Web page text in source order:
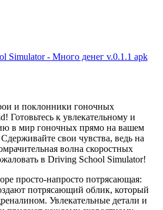
Simulator - Много денег v.0.1.1 apk
и поклонники гоночных
Готовьтесь к увлекательному и
в мир гоночных прямо на вашем
свои чувства, ведь на
волна скоростных
в Driving School Simulator!
просто-напросто потрясающая:
потрясающий облик, который
Увлекательные детали и